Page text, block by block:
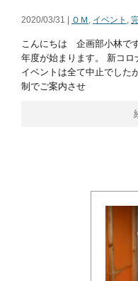
2020/03/31 | ＯＭ , イベント ,
こんにちは 企画部小林で
年度が始まります。 新コ
イベントは全て中止でした
制でご案内させ